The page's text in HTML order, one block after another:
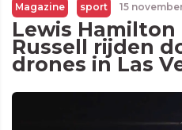
Magazine sport 15
Lewis Hamilton
Russell rijden
drones in Las